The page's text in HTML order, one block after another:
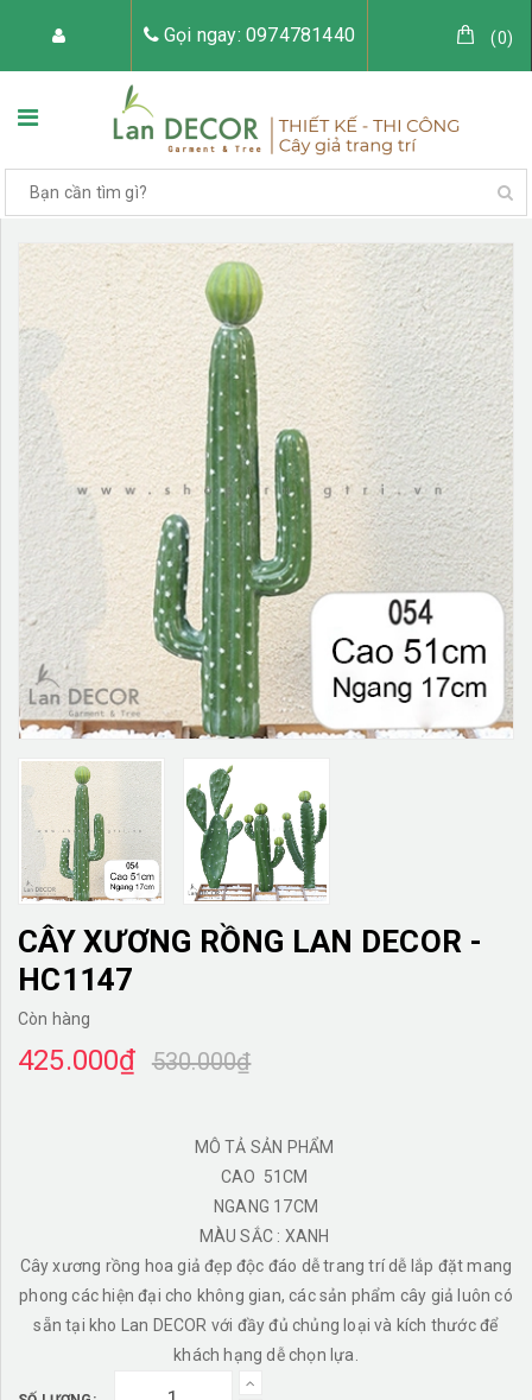
Gọi ngay: 0974781440 (0)
TRANG CHỦ VỀ LAN DECOR
CÂY GIẢ TRANG TRÍ TIỂU CẢNH CÂY GIẢ
TƯỜNG CÂY GIẢ KHĂN TRẢI BÀN
TƯ VẤN LIÊN HỆ
CÂY XƯƠNG RỒNG LAN DECOR -
HC1147
Còn hàng
425.000₫ 530.000₫
MÔ TẢ SẢN PHẨM
CAO 51CM
NGANG 17CM
MÀU SẮC : XANH
Cây xương rồng hoa giả đẹp độc đáo dễ trang trí dễ lắp đặt mang
phong các hiện đại cho không gian, các sản phẩm cây giả luôn có
sẵn tại kho Lan DECOR với đầy đủ chủng loại và kích thước để
khách hạng dễ chọn lựa.